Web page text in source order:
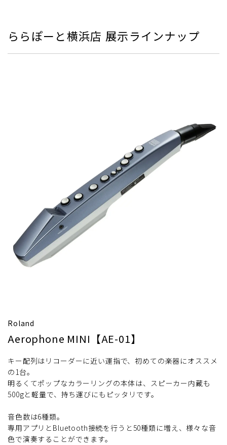
ららぽーと横浜店 展示ラインナップ
Roland
Aerophone MINI【AE-01】
キー配列はリコーダーに近い運指で、初めての楽器にオススメ
の1台。
明るくてポップなカラーリングの本体は、スピーカー内蔵も
500gと軽量で、持ち運びにもピッタリです。
音色数は6種類。
専用アプリとBluetooth接続を行うと50種類に増え、様々な音
色で演奏することができます。